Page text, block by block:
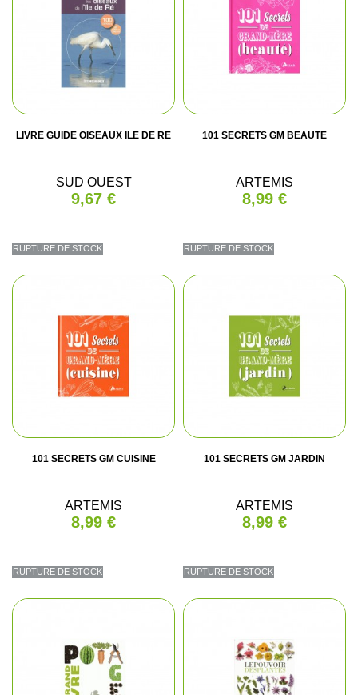
LIVRE GUIDE OISEAUX ILE DE RE
SUD OUEST
9,67 €
RUPTURE DE STOCK
101 SECRETS GM BEAUTE
ARTEMIS
8,99 €
RUPTURE DE STOCK
101 SECRETS GM CUISINE
ARTEMIS
8,99 €
RUPTURE DE STOCK
101 SECRETS GM JARDIN
ARTEMIS
8,99 €
RUPTURE DE STOCK